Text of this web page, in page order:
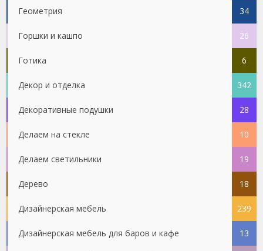
Геометрия 34
Горшки и кашпо 26
Готика 6
Декор и отделка 342
Декоративные подушки 28
Делаем на стекле 10
Делаем светильники 19
Дерево 18
Дизайнерская мебель 239
Дизайнерская мебель для баров и кафе 13